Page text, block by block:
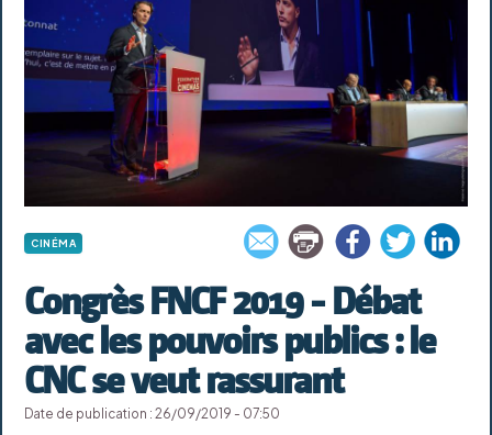
CINÉMA
Congrès FNCF 2019 - Débat
avec les pouvoirs publics : le
CNC se veut rassurant
Date de publication : 26/09/2019 - 07:50